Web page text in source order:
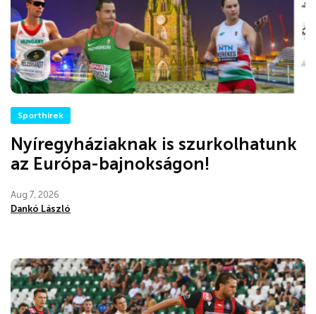
Sporthírek
Nyíregyháziaknak is szurkolhatunk
az Európa-bajnokságon!
Aug 7, 2026
Dankó László